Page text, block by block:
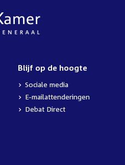
Blijf op de hoogte
Sociale media
E-mailattenderingen
Debat Direct